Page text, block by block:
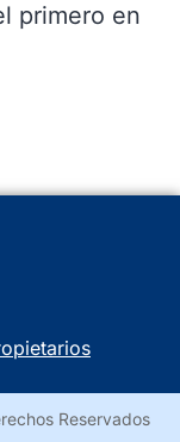
primero en
Reservados